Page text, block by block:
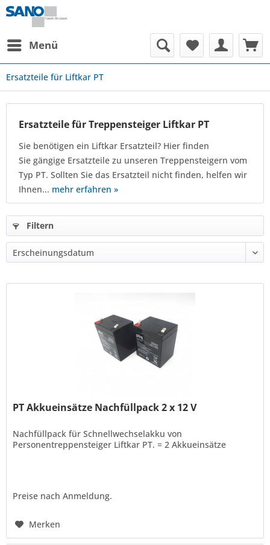
Menü
Ersatzteile für Liftkar PT
Ersatzteile für Treppensteiger Liftkar PT
Sie benötigen ein Liftkar Ersatzteil? Hier finden
Sie gängige Ersatzteile zu unseren Treppensteigern vom
Typ PT. Sollten Sie das Ersatzteil nicht finden, helfen wir
Ihnen... mehr erfahren »
Filtern
PT Akkueinsätze Nachfüllpack 2 x 12 V
Nachfüllpack für Schnellwechselakku von
Personentreppensteiger Liftkar PT. = 2 Akkueinsätze
Preise nach Anmeldung.
Merken